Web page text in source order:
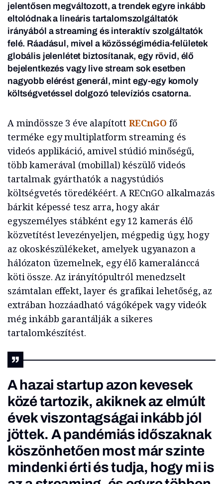
jelentősen megváltozott, a trendek egyre inkább
eltolódnak a lineáris tartalomszolgáltatók
irányából a streaming és interaktív szolgáltatók
felé. Ráadásul, mivel a közösségimédia-felületek
globális jelenlétet biztosítanak, egy rövid, élő
bejelentkezés vagy live stream sok esetben
nagyobb elérést generál, mint egy-egy komoly
költségvetéssel dolgozó televíziós csatorna.
A mindössze 3 éve alapított RECnGO fő
terméke egy multiplatform streaming és
videós applikáció, amivel stúdió minőségű,
több kamerával (mobillal) készülő videós
tartalmak gyárthatók a nagystúdiós
költségvetés töredékéért. A RECnGO alkalmazás
bárkit képessé tesz arra, hogy akár
egyszemélyes stábként egy 12 kamerás élő
közvetítést levezényeljen, mégpedig úgy, hogy
az okoskészülékeket, amelyek ugyanazon a
hálózaton üzemelnek, egy élő kameralánccá
köti össze. Az irányítópultról menedzselt
számtalan effekt, layer és grafikai lehetőség, az
extrában hozzáadható vágóképek vagy videók
még inkább garantálják a sikeres
tartalomkészítést.
A hazai startup azon kevesek
közé tartozik, akiknek az elmúlt
évek viszontagságai inkább jól
jöttek. A pandémiás időszaknak
köszönhetően most már szinte
mindenki érti és tudja, hogy mi is